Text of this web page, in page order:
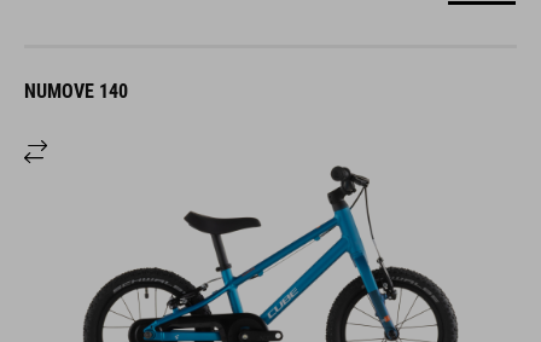
NUMOVE 140